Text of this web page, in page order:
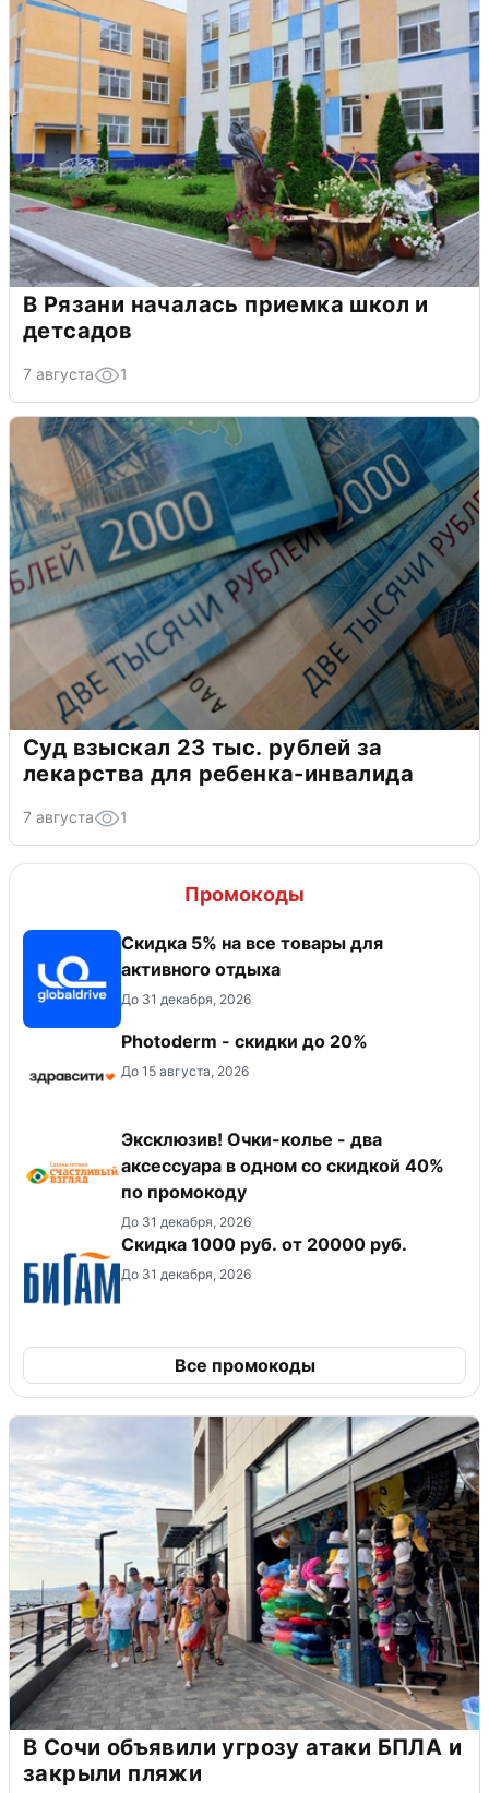
В Рязани началась приемка школ и
детсадов
7 августа 1
Суд взыскал 23 тыс. рублей за
лекарства для ребенка-инвалида
7 августа 1
Промокоды
Скидка 5% на все товары для
активного отдыха
До 31 декабря, 2026
Photoderm - скидки до 20%
До 15 августа, 2026
Эксклюзив! Очки-колье - два
аксессуара в одном со скидкой 40%
по промокоду
До 31 декабря, 2026
​Скидка 1000 руб. от 20000 руб.
До 31 декабря, 2026
Все промокоды
В Сочи объявили угрозу атаки БПЛА и
закрыли пляжи